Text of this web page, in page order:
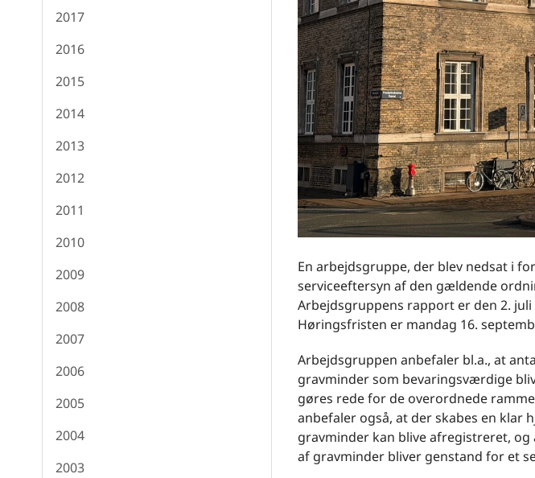
2017
2016
2015
2014
2013
2012
2011
2010
2009
2008
2007
2006
2005
2004
2003
En arbejdsgruppe, der blev nedsat i
serviceeftersyn af den gældende
Arbejdsgruppens rapport er den 2.
Høringsfristen er mandag 16.
Arbejdsgruppen anbefaler bl.a., at
gravminder som bevaringsværdige
gøres rede for de overordnede
anbefaler også, at der skabes en klar
gravminder kan blive afregistreret,
af gravminder bliver genstand for et